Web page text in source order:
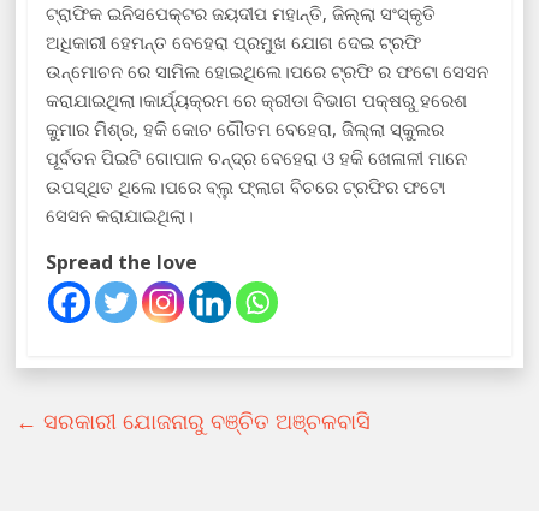
ଟ୍ରାଫିକ ଇନିସପେକ୍ଟର ଜୟଦୀପ ମହାନ୍ତି, ଜିଲ୍ଲା ସଂସ୍କୃତି
ଅଧିକାରୀ ହେମନ୍ତ ବେହେରା ପ୍ରମୁଖ ଯୋଗ ଦେଇ ଟ୍ରଫି
ଉନ୍ମୋଚନ ରେ ସାମିଲ ହୋଇଥିଲେ।ପରେ ଟ୍ରଫି ର ଫଟୋ ସେସନ
କରାଯାଇଥିଲା।କାର୍ଯ୍ୟକ୍ରମ ରେ କ୍ରୀଡା ବିଭାଗ ପକ୍ଷରୁ ହରେଶ
କୁମାର ମିଶ୍ର, ହକି କୋଚ ଗୌତମ ବେହେରା, ଜିଲ୍ଲା ସ୍କୁଲର
ପୂର୍ବତନ ପିଇଟି ଗୋପାଳ ଚନ୍ଦ୍ର ବେହେରା ଓ ହକି ଖେଳାଳୀ ମାନେ
ଉପସ୍ଥିତ ଥିଲେ।ପରେ ବ୍ଲୁ ଫ୍ଲାଗ ବିଚରେ ଟ୍ରଫିର ଫଟୋ
ସେସନ କରାଯାଇଥିଲା।
Spread the love
← ସରକାରୀ ଯୋଜନାରୁ ବଞ୍ଚିତ ଅଞ୍ଚଳବାସି